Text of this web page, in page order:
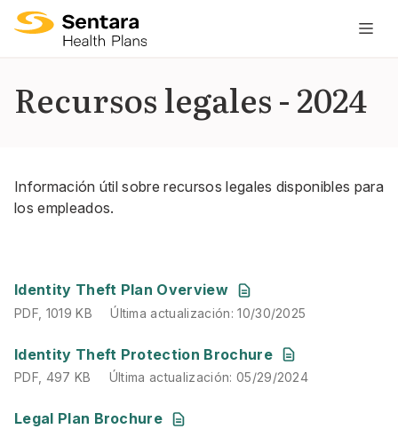
Recursos legales - 2024
Información útil sobre recursos legales disponibles para
los empleados.
Identity Theft Plan Overview
PDF,1019 KB Última actualización
10/30/2025
PDF, 1019 KB Última actualización:10/30/2025
Identity Theft Protection Brochure
PDF,497 KB Última actualización:05/29/2024
PDF, 497 KB Última actualización: 05/29/2024
Legal Plan Brochure
PDF,3 MB Última actualización